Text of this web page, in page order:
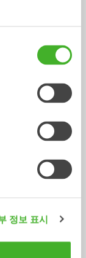
정보 표시 3-70